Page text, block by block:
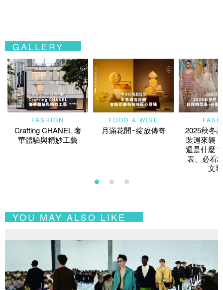
GALLERY
FASHION
Crafting CHANEL 奢
華體驗與精妙工藝
FOOD & WINE
月滿花開~綻放傳奇
2025秋冬
裝週來襲
週是什麼
表、必看
文
YOU MAY ALSO LIKE